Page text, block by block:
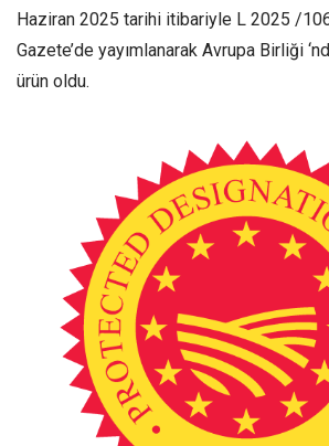
Haziran 2025 tarihi itibariyle L 2025 /
Gazete’de yayımlanarak Avrupa Birliği
ürün oldu.